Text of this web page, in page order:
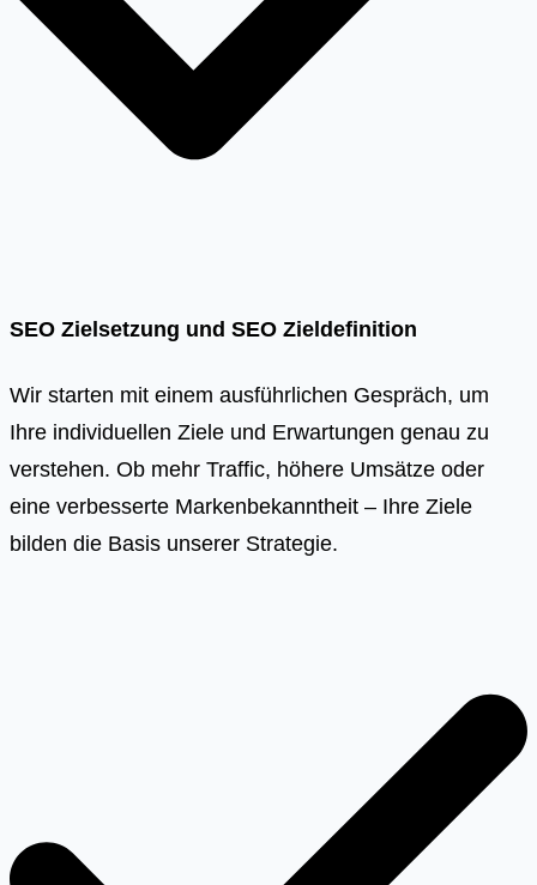
SEO Zielsetzung und SEO Zieldefinition
Wir starten mit einem ausführlichen Gespräch, um
Ihre individuellen Ziele und Erwartungen genau zu
verstehen. Ob mehr Traffic, höhere Umsätze oder
eine verbesserte Markenbekanntheit – Ihre Ziele
bilden die Basis unserer Strategie.